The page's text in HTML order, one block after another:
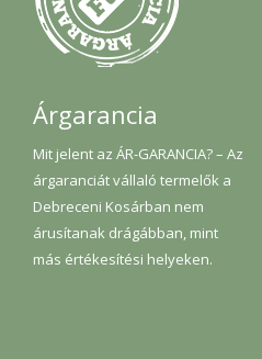
Árgarancia
Mit jelent az ÁR-GARANCIA? – Az
árgaranciát vállaló termelők a
Debreceni Kosárban nem
árusítanak drágábban, mint
más értékesítési helyeken.